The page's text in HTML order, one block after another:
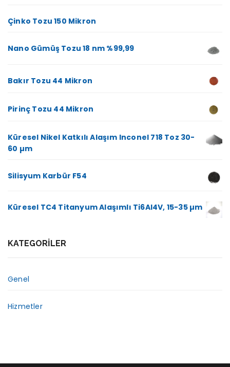
Çinko Tozu 150 Mikron
Nano Gümüş Tozu 18 nm %99,99
Bakır Tozu 44 Mikron
Pirinç Tozu 44 Mikron
Küresel Nikel Katkılı Alaşım Inconel 718 Toz 30-
60 µm
Silisyum Karbür F54
Küresel TC4 Titanyum Alaşımlı Ti6Al4V, 15-35 µm
KATEGORILER
Genel
Hizmetler